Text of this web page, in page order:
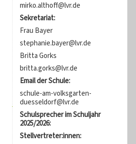
mirko.althoff@lvr.de
Sekretariat:
Frau Bayer
stephanie.bayer@lvr.de
Britta Gorks
britta.gorks@lvr.de
Email der Schule:
schule-am-volksgarten-
duesseldorf@lvr.de
Schulsprecher im Schuljahr
2025/2026:
Stellvertreter:innen: